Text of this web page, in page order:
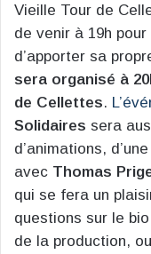
Vieille Tour de
de venir à 19h
d’apporter sa
sera organisé à
de Cellettes.
Solidaires sera
d’animations,
avec Thomas
qui se fera un
questions sur le
de la production,